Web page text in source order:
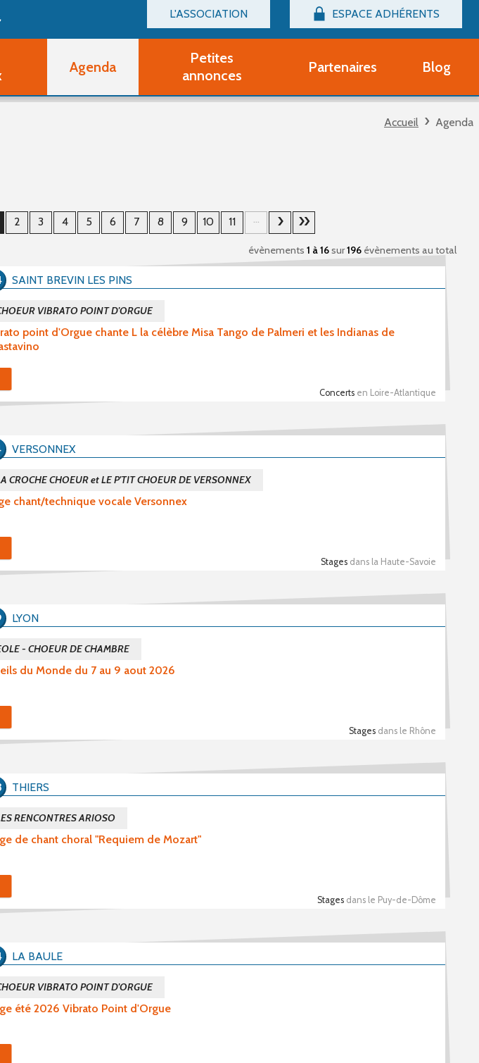
L'ASSOCIATION
Billetterie
Devenir adhérent Groupe Vocal
Devenir adhérent Partenaire
ESPACE ADHÉRENTS
Connexion
Agenda
Petites
annonces
Partenaires Blog
Accueil Agenda
2 3 4 5 6 7 8 9 10 11 ...
évènements 1 à 16sur196 évènements au total
point d'Orgue chante L la célèbre Misa Tango de Palmeri et les Indianas de
VIBRATO POINT D'ORGUE
Concerts en Loire-Atlantique
SAINT BREVIN LES PINS
chant/technique vocale Versonnex
CROCHE CHOEUR et LE P'TIT CHOEUR DE VERSONNEX
Stages dans la Haute-Savoie
VERSONNEX
du Monde du 7 au 9 aout 2026
- CHOEUR DE CHAMBRE
Stages dans le Rhône
LYON
de chant choral "Requiem de Mozart"
RENCONTRES ARIOSO
Stages dans le Puy-de-Dôme
THIERS
été 2026 Vibrato Point d'Orgue
VIBRATO POINT D'ORGUE
LA BAULE